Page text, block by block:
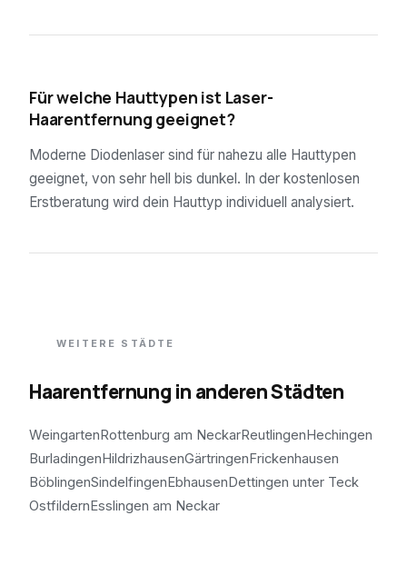
Für welche Hauttypen ist Laser-
Haarentfernung geeignet?
Moderne Diodenlaser sind für nahezu alle Hauttypen
geeignet, von sehr hell bis dunkel. In der kostenlosen
Erstberatung wird dein Hauttyp individuell analysiert.
WEITERE STÄDTE
Haarentfernung in anderen Städten
WeingartenRottenburg am NeckarReutlingenHechingen
BurladingenHildrizhausenGärtringenFrickenhausen
BöblingenSindelfingenEbhausenDettingen unter Teck
OstfildernEsslingen am Neckar